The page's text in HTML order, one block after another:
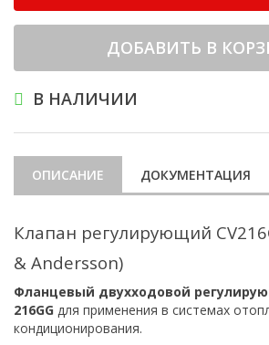
ДОБАВИТЬ В
В НАЛИЧИИ
ОПИСАНИЕ ДОКУМЕНТАЦИЯ
Клапан регулирующий
& Andersson)
Фланцевый двухходовой
216GG для применения в системах
кондиционирования.